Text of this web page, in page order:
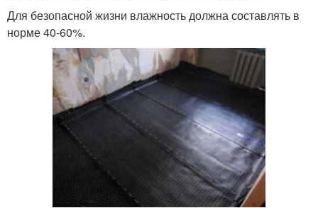
Для безопасной жизни влажность должна составлять в
норме 40-60%.